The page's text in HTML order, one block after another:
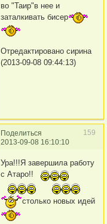
во "Таир"в нее и
заталкивать бисер
Отредактировано сирина
(2013-09-08 09:44:13)
Поделиться
159
2013-09-08 16:10:10
Ура!!!Я завершила работу
с Атаро!!
столько новых идей